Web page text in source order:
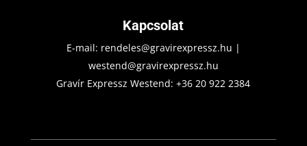
Kapcsolat
E-mail: rendeles@gravirexpressz.hu |
westend@gravirexpressz.hu
Gravír Expressz Westend:+36 20 922 2384